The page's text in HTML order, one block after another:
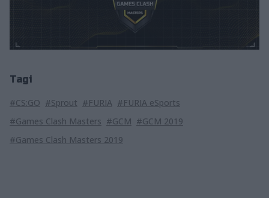
Tagi
#CS:GO #Sprout #FURIA #FURIA eSports
#Games Clash Masters #GCM #GCM 2019
#Games Clash Masters 2019